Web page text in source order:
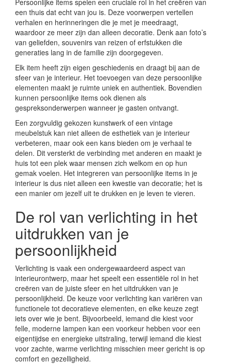
een thuis dat echt van jou is. Deze voorwerpen vertellen
verhalen en herinneringen die je met je meedraagt,
waardoor ze meer zijn dan alleen decoratie. Denk aan foto’s
van geliefden, souvenirs van reizen of erfstukken die
generaties lang in de familie zijn doorgegeven.
Elk item heeft zijn eigen geschiedenis en draagt bij aan de
sfeer van je interieur. Het toevoegen van deze persoonlijke
elementen maakt je ruimte uniek en authentiek. Bovendien
kunnen persoonlijke items ook dienen als
gespreksonderwerpen wanneer je gasten ontvangt.
Een zorgvuldig gekozen kunstwerk of een vintage
meubelstuk kan niet alleen de esthetiek van je interieur
verbeteren, maar ook een kans bieden om je verhaal te
delen. Dit versterkt de verbinding met anderen en maakt je
huis tot een plek waar mensen zich welkom en op hun
gemak voelen. Het integreren van persoonlijke items in je
interieur is dus niet alleen een kwestie van decoratie; het is
een manier om jezelf uit te drukken en je leven te vieren.
De rol van verlichting in het
uitdrukken van je
persoonlijkheid
Verlichting is vaak een ondergewaardeerd aspect van
interieurontwerp, maar het speelt een essentiële rol in het
creëren van de juiste sfeer en het uitdrukken van je
persoonlijkheid. De keuze voor verlichting kan variëren van
functionele tot decoratieve elementen, en elke keuze zegt
iets over wie je bent. Bijvoorbeeld, iemand die kiest voor
felle, moderne lampen kan een voorkeur hebben voor een
eigentijdse en energieke uitstraling, terwijl iemand die kiest
voor zachte, warme verlichting misschien meer gericht is op
comfort en gezelligheid.